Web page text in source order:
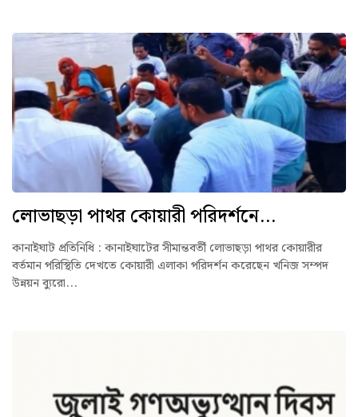
লোভাছড়া পাথর কোয়ারী পরিদর্শনে...
কানাইঘাট প্রতিনিধি : কানাইঘাটের সীমান্তবর্তী লোভাছড়া পাথর কোয়ারীর
বর্তমান পরিস্থিতি দেখতে কোয়ারী এলাকা পরিদর্শন করেছেন খনিজ সম্পদ
উন্নয়ন ব্যুরো...